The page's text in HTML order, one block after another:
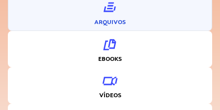
ARQUIVOS
EBOOKS
VÍDEOS